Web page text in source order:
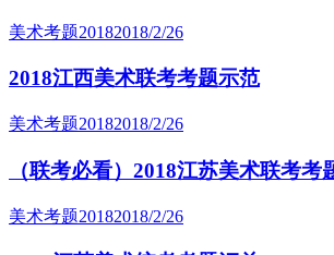
美术考题20182018/2/26
2018江西美术联考考题示范
美术考题20182018/2/26
（联考必看）2018江苏美术联考考
美术考题20182018/2/26